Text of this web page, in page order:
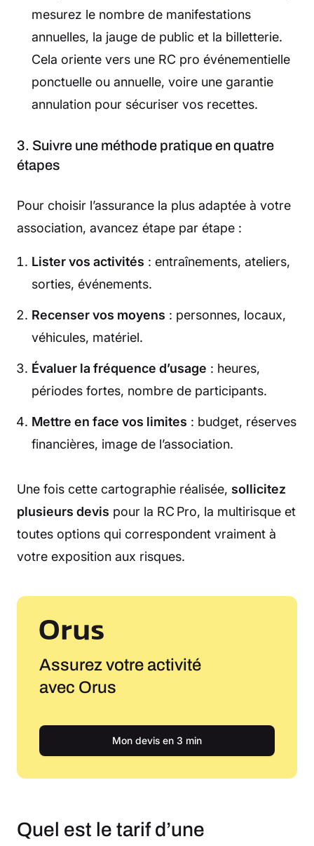
mesurez le nombre de manifestations
annuelles, la jauge de public et la billetterie.
Cela oriente vers une RC pro événementielle
ponctuelle ou annuelle, voire une garantie
annulation pour sécuriser vos recettes.
3. Suivre une méthode pratique en quatre
étapes
Pour choisir l’assurance la plus adaptée à votre
association, avancez étape par étape :
Lister vos activités : entraînements, ateliers,
sorties, événements.
Recenser vos moyens : personnes, locaux,
véhicules, matériel.
Évaluer la fréquence d’usage : heures,
périodes fortes, nombre de participants.
Mettre en face vos limites : budget, réserves
financières, image de l’association.
Une fois cette cartographie réalisée, sollicitez
plusieurs devis pour la RC Pro, la multirisque et
toutes options qui correspondent vraiment à
votre exposition aux risques.
Assurez votre activité
avec Orus
Mon devis en 3 min
Quel est le tarif d’une